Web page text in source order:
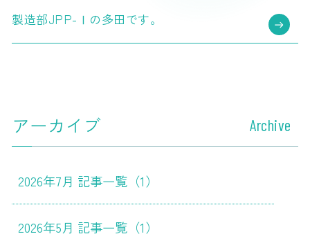
製造部JPP-Ⅰの多田です。
アーカイブ Archive
2026年7月 記事一覧（1）
2026年5月 記事一覧（1）